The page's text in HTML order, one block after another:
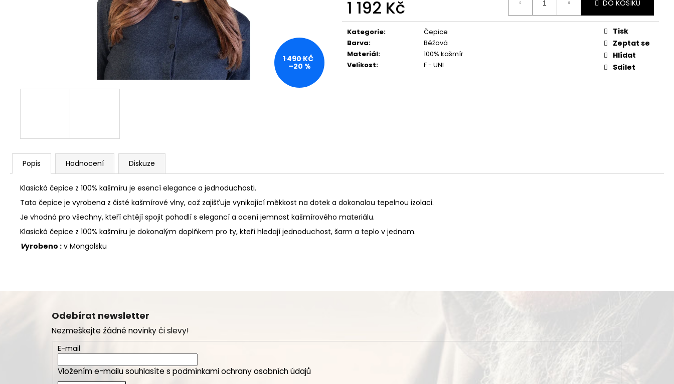
1 192 Kč
Měrná
cena:
DO KOŠÍKU
Kategorie:
Čepice
Barva:
Béžová
Materiál:
100% kašmír
Velikost: F - UNI
Tisk
Zeptat se
Hlídat
Sdílet
1 490 KČ
–20 %
Popis Hodnocení Diskuze
Klasická čepice z 100% kašmíru je esencí elegance a jednoduchosti.
Tato čepice je vyrobena z čisté kašmírové vlny, což zajišťuje vynikající měkkost na dotek a dokonalou tepelnou izolaci.
Je vhodná pro všechny, kteří chtějí spojit pohodlí s elegancí a ocení jemnost kašmírového materiálu.
Klasická čepice z 100% kašmíru je dokonalým doplňkem pro ty, kteří hledají jednoduchost, šarm a teplo v jednom.
Vyrobeno : v Mongolsku
Z
Odebírat newsletter
Nezmeškejte žádné novinky či slevy!
E-mail
Vložením e-mailu souhlasíte s podmínkami ochrany osobních údajů